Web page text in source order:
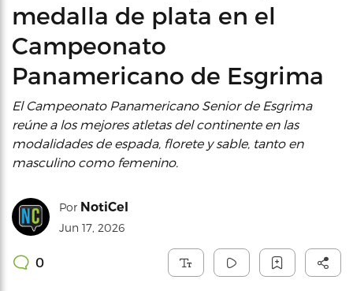
medalla de plata en el
Campeonato
Panamericano de Esgrima
El Campeonato Panamericano Senior de Esgrima
reúne a los mejores atletas del continente en las
modalidades de espada, florete y sable, tanto en
masculino como femenino.
Por NotiCel
Jun 17, 2026
0